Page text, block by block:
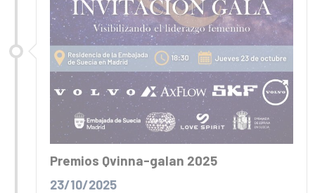
Premios Qvinna-galan 2025
23/10/2025